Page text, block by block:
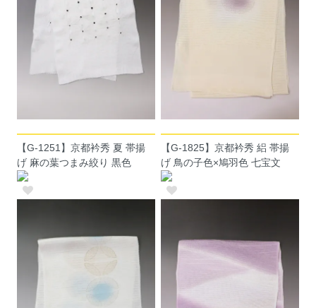
【G-1251】京都衿秀 夏 帯揚
げ 麻の葉つまみ絞り 黒色
【G-1825】京都衿秀 絽 帯揚
げ 鳥の子色×鳩羽色 七宝文